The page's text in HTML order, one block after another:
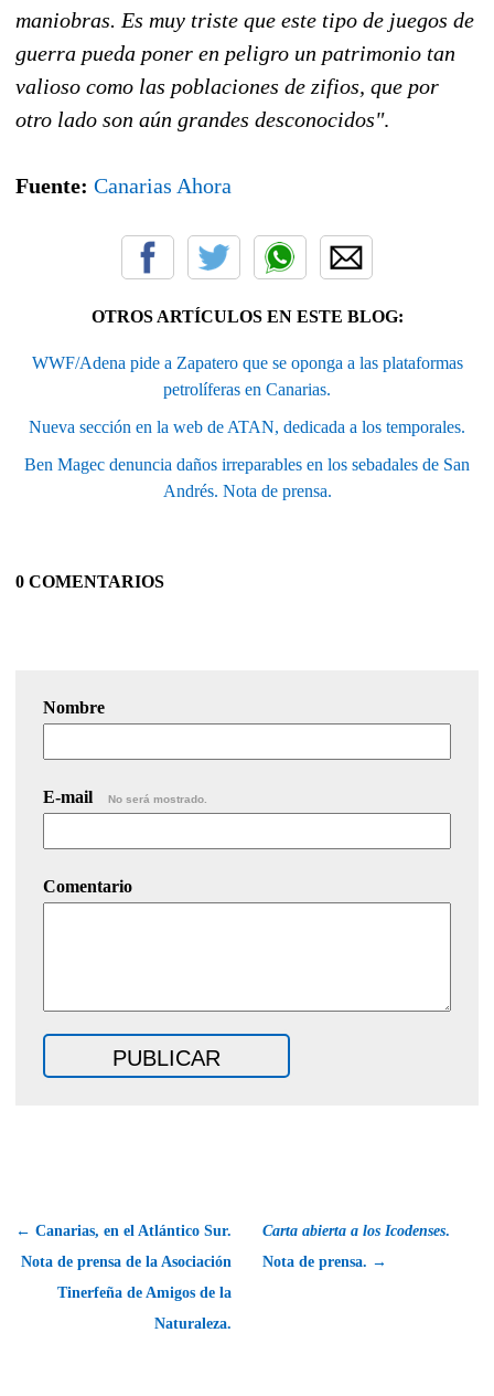
maniobras. Es muy triste que este tipo de juegos de
guerra pueda poner en peligro un patrimonio tan
valioso como las poblaciones de zifios, que por
otro lado son aún grandes desconocidos".
Fuente: Canarias Ahora
OTROS ARTÍCULOS EN ESTE BLOG:
WWF/Adena pide a Zapatero que se oponga a las plataformas
petrolíferas en Canarias.
Nueva sección en la web de ATAN, dedicada a los temporales.
Ben Magec denuncia daños irreparables en los sebadales de San
Andrés. Nota de prensa.
0 COMENTARIOS
Nombre
E-mail No será mostrado.
Comentario
← Canarias, en el Atlántico Sur.
Nota de prensa de la Asociación
Tinerfeña de Amigos de la
Naturaleza.
Carta abierta a los Icodenses.
Nota de prensa. →